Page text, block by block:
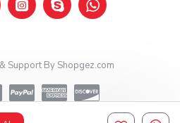
Support By Shopgez.com